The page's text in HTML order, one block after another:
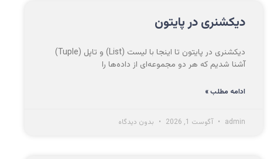
دیکشنری در پایتون
دیکشنری در پایتون تا اینجا با لیست (List) و تاپل (Tuple)
آشنا شدیم که هر دو مجموعه‌ای از داده‌ها را
ادامه مطلب »
admin آگوست 1, 2026 بدون دیدگاه